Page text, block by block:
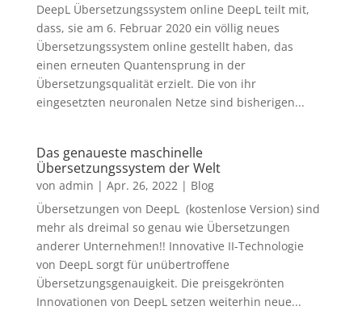
DeepL Übersetzungssystem online DeepL teilt mit,
dass, sie am 6. Februar 2020 ein völlig neues
Übersetzungssystem online gestellt haben, das
einen erneuten Quantensprung in der
Übersetzungsqualität erzielt. Die von ihr
eingesetzten neuronalen Netze sind bisherigen...
Das genaueste maschinelle
Übersetzungssystem der Welt
von admin | Apr. 26, 2022| Blog
Übersetzungen von DeepL (kostenlose Version) sind
mehr als dreimal so genau wie Übersetzungen
anderer Unternehmen!! Innovative II-Technologie
von DeepL sorgt für unübertroffene
Übersetzungsgenauigkeit. Die preisgekrönten
Innovationen von DeepL setzen weiterhin neue...